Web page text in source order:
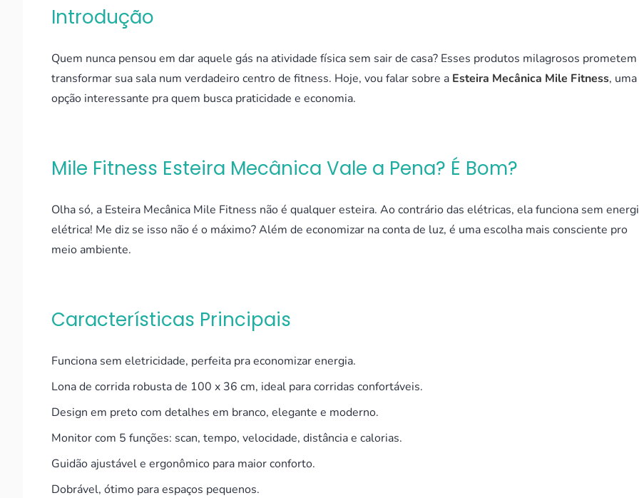
Introdução
Quem nunca pensou em dar aquele gás na atividade física sem sair de casa? Esses produtos milagrosos prometem
transformar sua sala num verdadeiro centro de fitness. Hoje, vou falar sobre a Esteira Mecânica Mile Fitness, uma
opção interessante pra quem busca praticidade e economia.
Mile Fitness Esteira Mecânica Vale a Pena? É Bom?
Olha só, a Esteira Mecânica Mile Fitness não é qualquer esteira. Ao contrário das elétricas, ela funciona sem
elétrica! Me diz se isso não é o máximo? Além de economizar na conta de luz, é uma escolha mais consciente pro
meio ambiente.
Características Principais
Funciona sem eletricidade, perfeita pra economizar energia.
Lona de corrida robusta de 100 x 36 cm, ideal para corridas confortáveis.
Design em preto com detalhes em branco, elegante e moderno.
Monitor com 5 funções: scan, tempo, velocidade, distância e calorias.
Guidão ajustável e ergonômico para maior conforto.
Dobrável, ótimo para espaços pequenos.